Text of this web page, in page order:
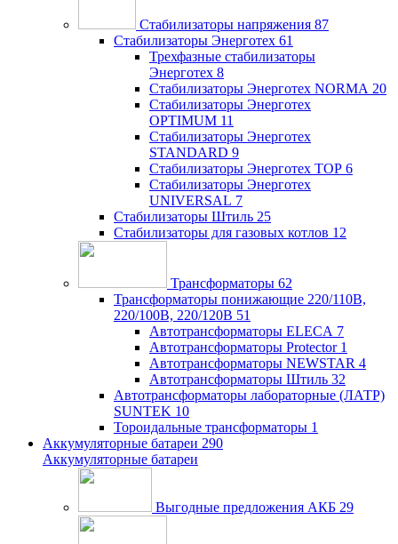
Стабилизаторы напряжения 87
Стабилизаторы Энерготех 61
Трехфазные стабилизаторы
Энерготех 8
Стабилизаторы Энерготех NORMA 20
Стабилизаторы Энерготех
OPTIMUM 11
Стабилизаторы Энерготех
STANDARD 9
Стабилизаторы Энерготех TOP 6
Стабилизаторы Энерготех
UNIVERSAL 7
Стабилизаторы Штиль 25
Стабилизаторы для газовых котлов 12
Трансформаторы 62
Трансформаторы понижающие 220/110В,
220/100В, 220/120В 51
Автотрансформаторы ELECA 7
Автотрансформаторы Protector 1
Автотрансформаторы NEWSTAR 4
Автотрансформаторы Штиль 32
Автотрансформаторы лабораторные (ЛАТР)
SUNTEK 10
Тороидальные трансформаторы 1
Аккумуляторные батареи 290
Аккумуляторные батареи
Выгодные предложения АКБ 29